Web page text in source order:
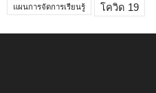
แผนการจัดการเรียนรู้ โควิด 19